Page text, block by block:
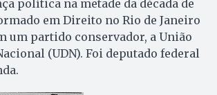
política na metade da década de
em Direito no Rio de Janeiro
um partido conservador, a União
(UDN). Foi deputado federal